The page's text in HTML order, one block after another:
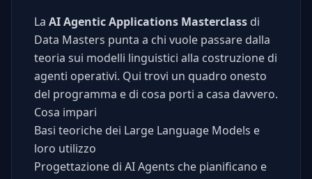
La AI Agentic Applications Masterclass di
Data Masters punta a chi vuole passare dalla
teoria sui modelli linguistici alla costruzione di
agenti operativi. Qui trovi un quadro onesto
del programma e di cosa porti a casa davvero.
Cosa impari
Basi teoriche dei Large Language Models e
loro utilizzo
Progettazione di AI Agents che pianificano e